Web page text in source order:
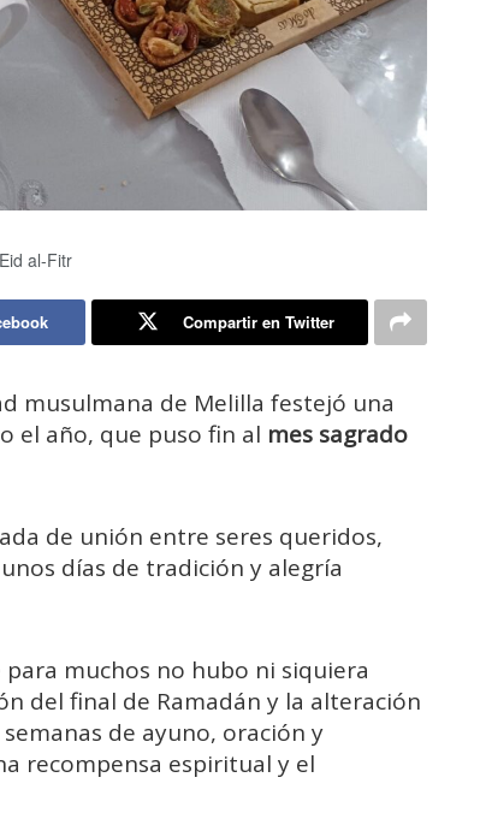
al-Fitr
Compartir en Twitter
musulmana de Melilla festejó una
el año, que puso fin al mes sagrado
de unión entre seres queridos,
días de tradición y alegría
muchos no hubo ni siquiera
del final de Ramadán y la alteración
de ayuno, oración y
recompensa espiritual y el